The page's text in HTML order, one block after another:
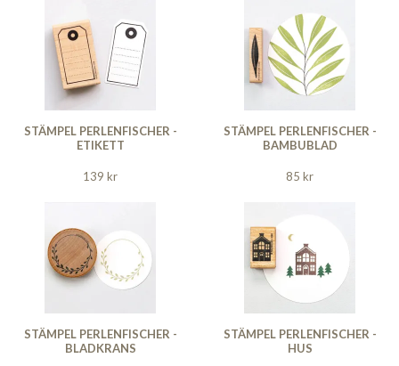
STÄMPEL PERLENFISCHER -
ETIKETT
139 kr
STÄMPEL PERLENFISCHER -
BAMBUBLAD
85 kr
STÄMPEL PERLENFISCHER -
BLADKRANS
STÄMPEL PERLENFISCHER -
HUS